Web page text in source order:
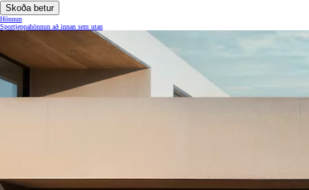
Skoða betur
Hönnun
Sportjeppahönnun að innan sem utan